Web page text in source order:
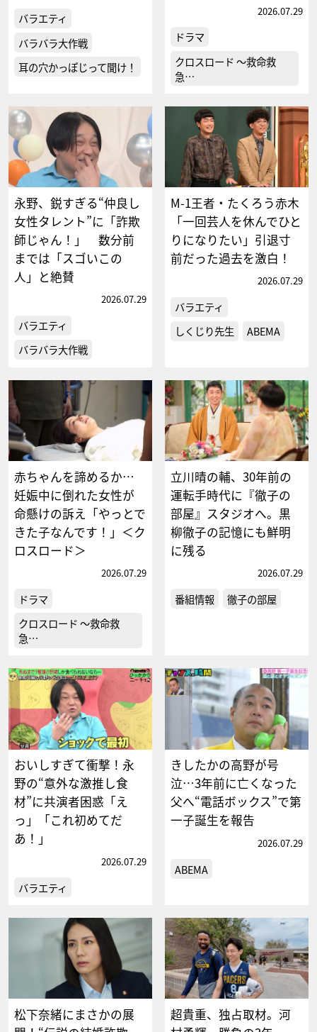
バラエティ
バラバラ大作戦
耳の穴かっぽじって聞け！
2026.07.29
ドラマ
クロスロード ～救命救
急…
永野、鋭すぎる“仲良し
女性タレント”に「詐欺
師じゃん！」 数分前
までは「スゴいこの
人」と絶賛
2026.07.29
バラエティ
バラバラ大作戦
M-1王者・たくろう赤木
「一回芸人を休んでひと
りになりたい」引退寸
前だった過去を激白！
2026.07.29
バラエティ
しくじり先生
ABEMA
赤ちゃんを諦めるか…
妊娠中に倒れた女性が
命懸けの訴え「やっとで
きた子なんです！」＜ク
ロスロード＞
2026.07.29
ドラマ
クロスロード ～救命救
急…
立川晴の輔、30年前の
運転手時代に『徹子の
部屋』スタジオへ。黒
柳徹子の記憶にも鮮明
に残る
2026.07.29
番組情報 徹子の部屋
おいしすぎて衝撃！永
野の“意外な激推し食
材”に共演者困惑「え
っ」「これ初めてだ
あ！」
2026.07.29
バラエティ
きしたかの高野が号
泣…3年前に亡くなった
父へ“電話ボックス”で第
一子誕生を報告
2026.07.29
ABEMA
松下奈緒にまさかの展
超貴重、独占取材。河